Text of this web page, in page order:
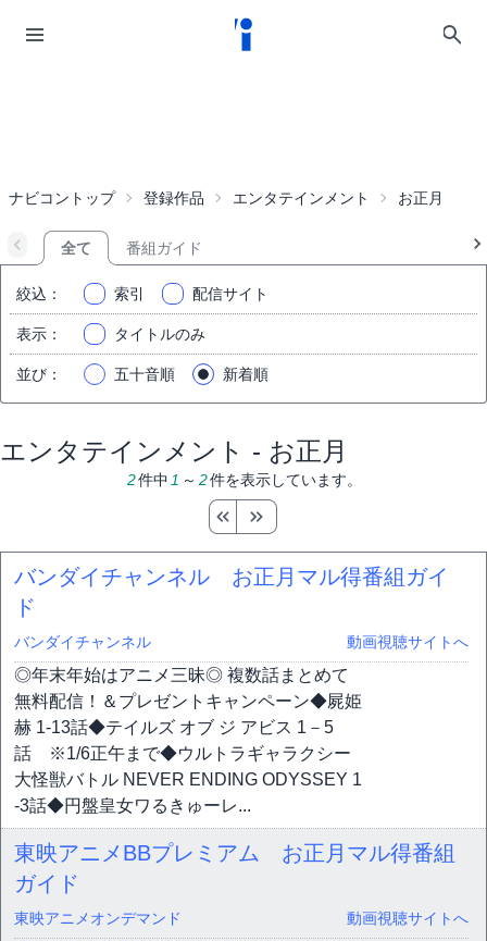
ナビコントップ 登録作品 エンタテインメント お正月
全て 番組ガイド
絞込 ： 索引 配信サイト
表示 ： タイトルのみ
並び ： 五十音順 新着順
エンタテインメント - お正月
2件中 1 ～ 2件を表示しています。
バンダイチャンネル お正月マル得番組ガイ
ド
バンダイチャンネル 動画視聴サイトへ
◎年末年始はアニメ三昧◎ 複数話まとめて
無料配信！＆プレゼントキャンペーン◆屍姫
赫 1-13話◆テイルズ オブ ジ アビス 1－5
話 ※1/6正午まで◆ウルトラギャラクシー
大怪獣バトル NEVER ENDING ODYSSEY 1
-3話◆円盤皇女ワるきゅーレ...
東映アニメBBプレミアム お正月マル得番組
ガイド
東映アニメオンデマンド 動画視聴サイトへ